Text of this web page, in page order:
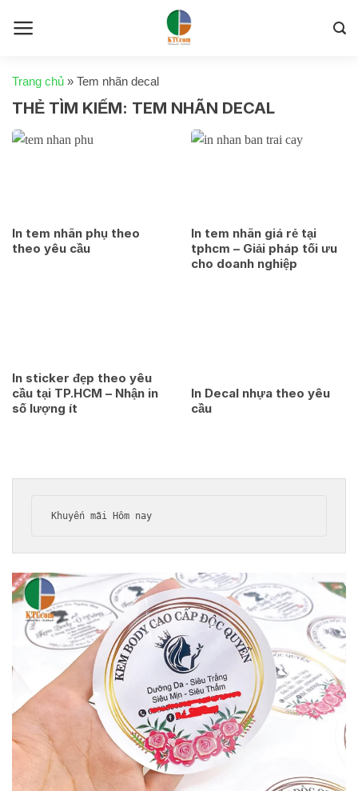
Trang chủ » Tem nhãn decal
Khuyến mãi Hôm nay
THẺ TÌM KIẾM: TEM NHÃN DECAL
In tem nhãn phụ theo
theo yêu cầu
In tem nhãn giá rẻ tại
tphcm – Giải pháp tối ưu
cho doanh nghiệp
In sticker đẹp theo yêu
cầu tại TP.HCM – Nhận in
số lượng ít
In Decal nhựa theo yêu
cầu